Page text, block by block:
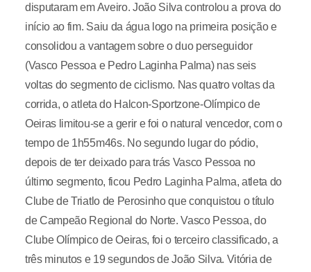
disputaram em Aveiro. João Silva controlou a prova do
início ao fim. Saiu da água logo na primeira posição e
consolidou a vantagem sobre o duo perseguidor
(Vasco Pessoa e Pedro Laginha Palma) nas seis
voltas do segmento de ciclismo. Nas quatro voltas da
corrida, o atleta do Halcon-Sportzone-Olímpico de
Oeiras limitou-se a gerir e foi o natural vencedor, com o
tempo de 1h55m46s. No segundo lugar do pódio,
depois de ter deixado para trás Vasco Pessoa no
último segmento, ficou Pedro Laginha Palma, atleta do
Clube de Triatlo de Perosinho que conquistou o título
de Campeão Regional do Norte. Vasco Pessoa, do
Clube Olímpico de Oeiras, foi o terceiro classificado, a
três minutos e 19 segundos de João Silva. Vitória de